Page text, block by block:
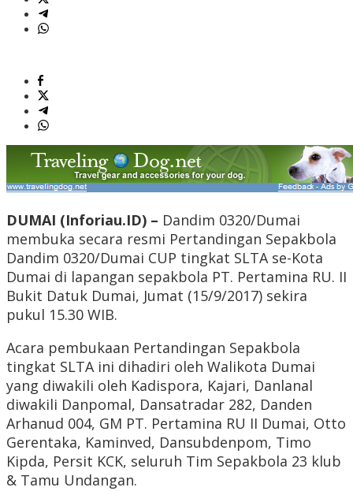
DUMAI (Inforiau.ID) – Dandim 0320/Dumai
membuka secara resmi Pertandingan Sepakbola
Dandim 0320/Dumai CUP tingkat SLTA se-Kota
Dumai di lapangan sepakbola PT. Pertamina RU. II
Bukit Datuk Dumai, Jumat (15/9/2017) sekira
pukul 15.30 WIB.
Acara pembukaan Pertandingan Sepakbola
tingkat SLTA ini dihadiri oleh Walikota Dumai
yang diwakili oleh Kadispora, Kajari, Danlanal
diwakili Danpomal, Dansatradar 282, Danden
Arhanud 004, GM PT. Pertamina RU II Dumai, Otto
Gerentaka, Kaminved, Dansubdenpom, Timo
Kipda, Persit KCK, seluruh Tim Sepakbola 23 klub
& Tamu Undangan.